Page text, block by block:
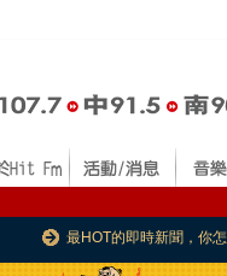
最HOT的即時新聞，你